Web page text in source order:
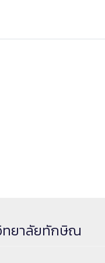
ทยาลัยทักษิณ